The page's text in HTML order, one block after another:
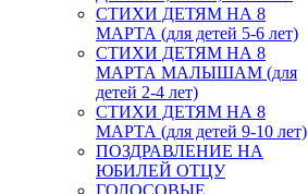
СТИХИ ДЕТЯМ НА 8
МАРТА (для детей 5-6 лет)
СТИХИ ДЕТЯМ НА 8
МАРТА МАЛЫШАМ (для
детей 2-4 лет)
СТИХИ ДЕТЯМ НА 8
МАРТА (для детей 9-10 лет)
ПОЗДРАВЛЕНИЕ НА
ЮБИЛЕЙ ОТЦУ
ГОЛОСОВЫЕ